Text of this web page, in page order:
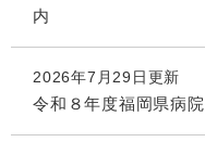
内
2026年7月29日更新
令和８年度福岡県病